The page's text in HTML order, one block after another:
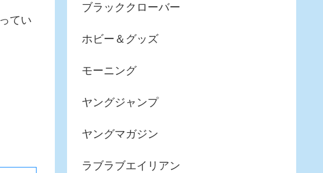
てい
ブラッククローバー
ホビー＆グッズ
モーニング
ヤングジャンプ
ヤングマガジン
ラブラブエイリアン